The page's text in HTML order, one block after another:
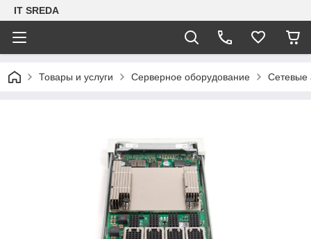
IT SREDA
Товары и услуги Серверное оборудование Сетевые